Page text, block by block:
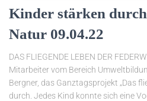
Kinder stärken
Natur 09.04.22
DAS FLIEGENDE LEBEN DER
Mitarbeiter vom Bereich
Bergner, das Ganztagsprojekt „Das
durch. Jedes Kind konnte sich eine